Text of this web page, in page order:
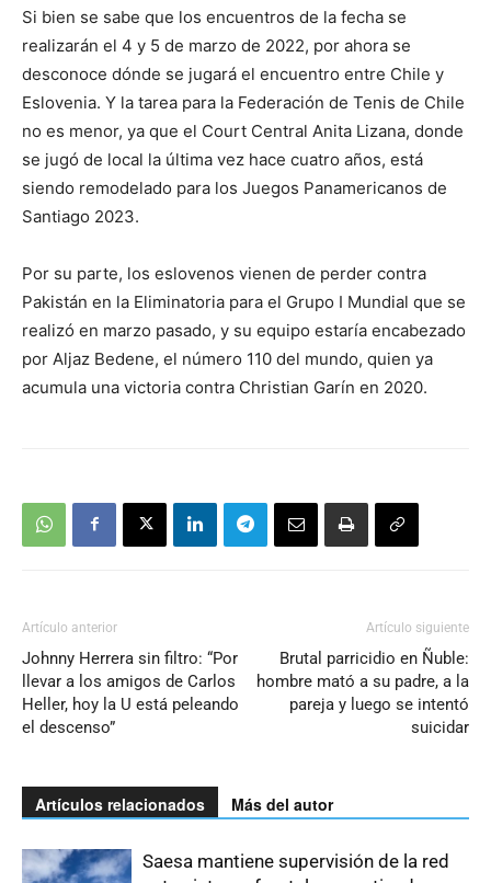
Si bien se sabe que los encuentros de la fecha se
realizarán el 4 y 5 de marzo de 2022, por ahora se
desconoce dónde se jugará el encuentro entre Chile y
Eslovenia. Y la tarea para la Federación de Tenis de Chile
no es menor, ya que el Court Central Anita Lizana, donde
se jugó de local la última vez hace cuatro años, está
siendo remodelado para los Juegos Panamericanos de
Santiago 2023.
Por su parte, los eslovenos vienen de perder contra
Pakistán en la Eliminatoria para el Grupo I Mundial que se
realizó en marzo pasado, y su equipo estaría encabezado
por Aljaz Bedene, el número 110 del mundo, quien ya
acumula una victoria contra Christian Garín en 2020.
Artículo anterior
Johnny Herrera sin filtro: “Por
llevar a los amigos de Carlos
Heller, hoy la U está peleando
el descenso”
Artículo siguiente
Brutal parricidio en Ñuble:
hombre mató a su padre, a la
pareja y luego se intentó
suicidar
Artículos relacionados Más del autor
Saesa mantiene supervisión de la red